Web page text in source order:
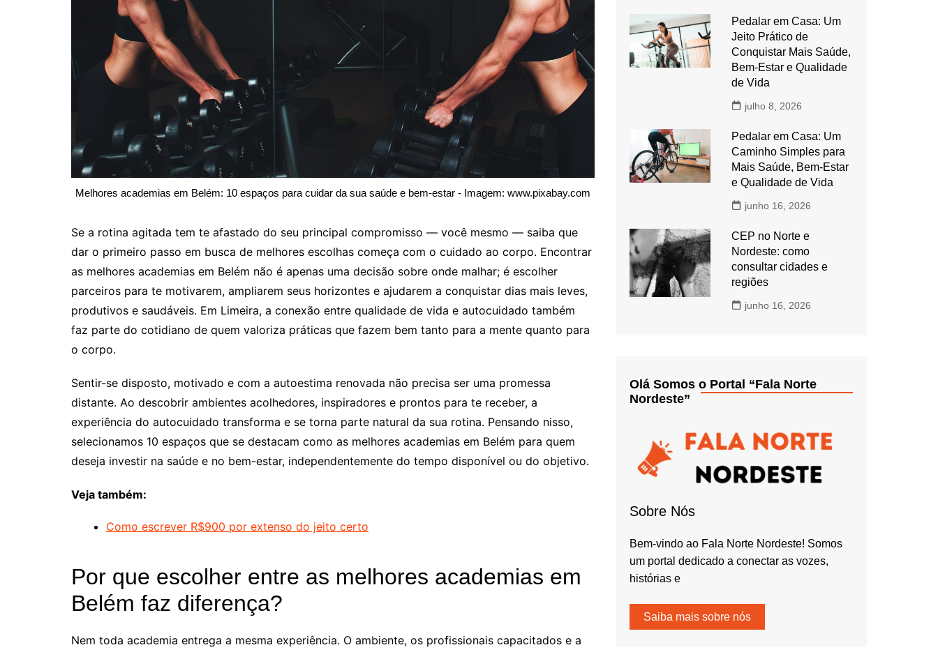
Melhores academias em Belém: 10 espaços para cuidar da sua saúde e bem-estar - Imagem: www.pixabay.com
Se a rotina agitada tem te afastado do seu principal compromisso — você mesmo — saiba que
dar o primeiro passo em busca de melhores escolhas começa com o cuidado ao corpo. Encontrar
as melhores academias em Belém não é apenas uma decisão sobre onde malhar; é escolher
parceiros para te motivarem, ampliarem seus horizontes e ajudarem a conquistar dias mais leves,
produtivos e saudáveis. Em Limeira, a conexão entre qualidade de vida e autocuidado também
faz parte do cotidiano de quem valoriza práticas que fazem bem tanto para a mente quanto para
o corpo.
Sentir-se disposto, motivado e com a autoestima renovada não precisa ser uma promessa
distante. Ao descobrir ambientes acolhedores, inspiradores e prontos para te receber, a
experiência do autocuidado transforma e se torna parte natural da sua rotina. Pensando nisso,
selecionamos 10 espaços que se destacam como as melhores academias em Belém para quem
deseja investir na saúde e no bem-estar, independentemente do tempo disponível ou do objetivo.
Veja também:
Como escrever R$900 por extenso do jeito certo
Por que escolher entre as melhores academias em
Belém faz diferença?
Nem toda academia entrega a mesma experiência. O ambiente, os profissionais capacitados e a
Pedalar em Casa: Um
Jeito Prático de
Conquistar Mais Saúde,
Bem-Estar e Qualidade
de Vida
julho 8, 2026
Pedalar em Casa: Um
Caminho Simples para
Mais Saúde, Bem-Estar
e Qualidade de Vida
junho 16, 2026
CEP no Norte e
Nordeste: como
consultar cidades e
regiões
junho 16, 2026
Olá Somos o Portal “Fala Norte
Nordeste”
Sobre Nós
Bem-vindo ao Fala Norte Nordeste! Somos
um portal dedicado a conectar as vozes,
histórias e
Saiba mais sobre nós